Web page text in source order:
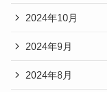
2024年10月
2024年9月
2024年8月